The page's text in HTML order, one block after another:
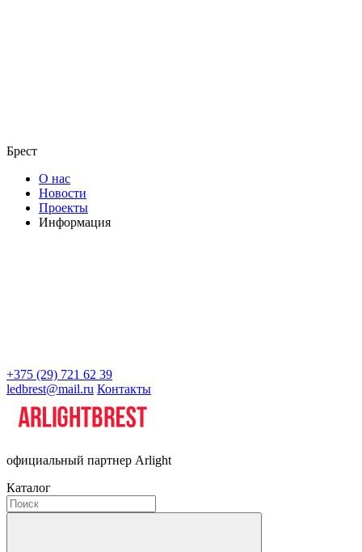
Брест
О нас
Новости
Проекты
Информация
+375 (29) 721 62 39
ledbrest@mail.ru Контакты
официальный партнер Arlight
Каталог